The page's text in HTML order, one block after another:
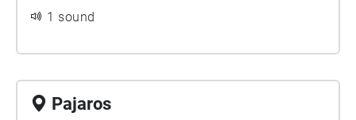
1 sound
Pajaros